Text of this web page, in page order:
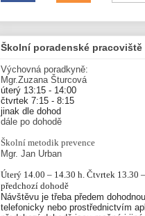
Školní poradenské pracoviště
Výchovná poradkyně:
Mgr.Zuzana Šturcová
úterý 13:15 - 14:00
čtvrtek 7:15 - 8:15
jinak dle dohod
dále po dohodě
Školní metodik prevence
Mgr. Jan Urban
Úterý 14.00 – 14.30 h. Čtvrtek 13.30
předchozí dohodě
Návštěvu je třeba předem
telefonicky nebo prostřednictvím